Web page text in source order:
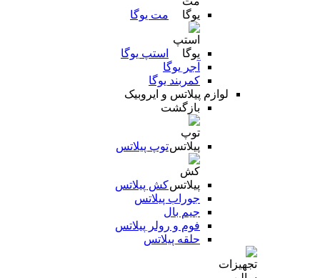
مت یوگا
استپ یوگا
آجر یوگا
کمربند یوگا
لوازم پیلاتس و ایروبیک
بازگشت
توپ پیلاتس
کش پیلاتس
جوراب پیلاتس
جیم بال
فوم و رولر پیلاتس
حلقه پیلاتس